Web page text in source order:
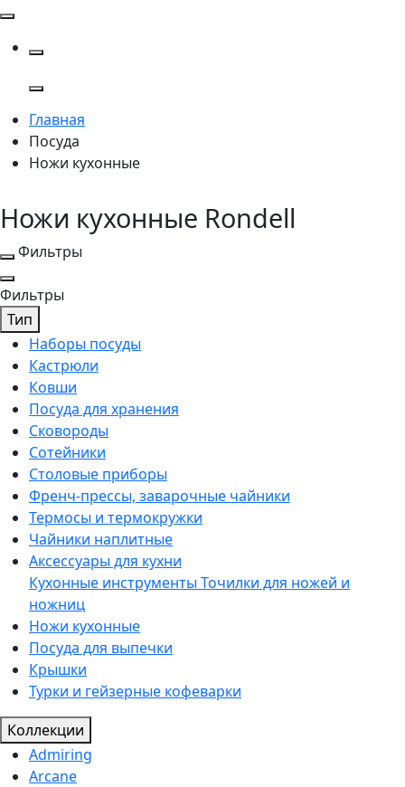
Главная
Посуда
Ножи кухонные
Ножи кухонные Rondell
Фильтры
Фильтры
Тип
Наборы посуды
Кастрюли
Ковши
Посуда для хранения
Сковороды
Сотейники
Столовые приборы
Френч-прессы, заварочные чайники
Термосы и термокружки
Чайники наплитные
Аксессуары для кухни
Кухонные инструменты Точилки для ножей и
ножниц
Ножи кухонные
Посуда для выпечки
Крышки
Турки и гейзерные кофеварки
Коллекции
Admiring
Arcane